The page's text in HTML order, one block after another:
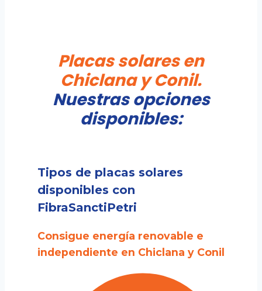
Placas solaresen
Chiclana y Conil.
Nuestras opciones
disponibles:
Tipos de placas solares
disponibles con
FibraSanctiPetri
Consigue energía renovable e
independiente en Chiclana y Conil